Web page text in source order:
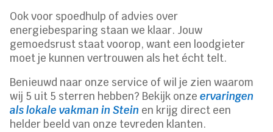
Ook voor spoedhulp of advies over
energiebesparing staan we klaar. Jouw
gemoedsrust staat voorop, want een loodgieter
moet je kunnen vertrouwen als het écht telt.
Benieuwd naar onze service of wil je zien waarom
wij 5 uit 5 sterren hebben? Bekijk onzeervaringen
als lokale vakman in Stein en krijg direct een
helder beeld van onze tevreden klanten.